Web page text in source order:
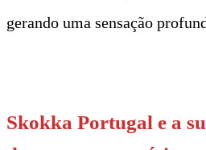
gerando uma sensação
Skokka Portugal e a